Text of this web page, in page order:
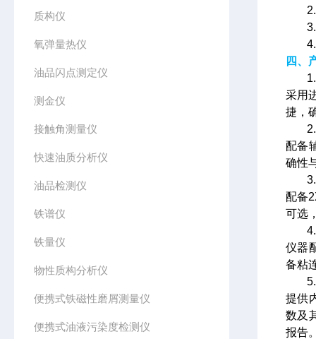
质构仪
氧弹量热仪
油品闪点测定仪
测金仪
接触角测量仪
快速油质分析仪
油品检测仪
铁谱仪
铁量仪
物性质构分析仪
便携式铁磁性磨屑测量仪
便携式油液污染度检测仪
四、
采用
捷，
配备
确性
配备
可选
仪器
备粘
提供
数及
报告